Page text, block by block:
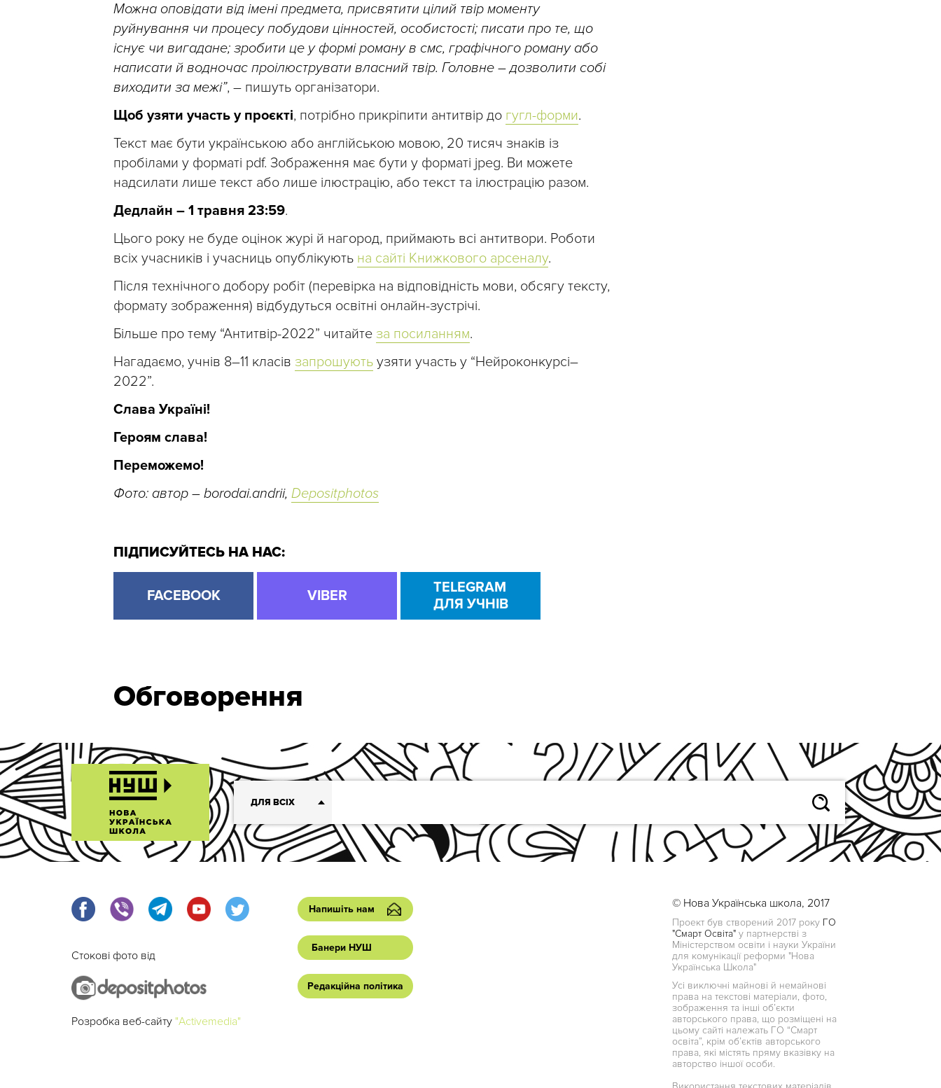
Можна оповідати від імені предмета, присвятити цілий твір моменту
руйнування чи процесу побудови цінностей, особистості; писати про те, що
існує чи вигадане; зробити це у формі роману в смс, графічного роману або
написати й водночас проілюструвати власний твір. Головне – дозволити собі
виходити за межі”, – пишуть організатори.
Щоб узяти участь у проєкті, потрібно прикріпити антитвір до гугл-форми.
Текст має бути українською або англійською мовою, 20 тисяч знаків із
пробілами у форматі pdf. Зображення має бути у форматі jpeg. Ви можете
надсилати лише текст або лише ілюстрацію, або текст та ілюстрацію разом.
Дедлайн – 1 травня 23:59.
Цього року не буде оцінок журі й нагород, приймають всі антитвори. Роботи
всіх учасників і учасниць опублікують на сайті Книжкового арсеналу.
Після технічного добору робіт (перевірка на відповідність мови, обсягу тексту,
формату зображення) відбудуться освітні онлайн-зустрічі.
Більше про тему “Антитвір-2022” читайте за посиланням.
Нагадаємо, учнів 8–11 класів запрошують узяти участь у “Нейроконкурсі–
2022”.
Слава Україні!
Героям слава!
Переможемо!
Фото: автор – borodai.andrii, Depositphotos
ПІДПИСУЙТЕСЬ НА НАС:
FACEBOOK VIBER
TELEGRAM
ДЛЯ УЧНІВ
Обговорення
ДЛЯ ВСІХ
Стокові фото від
Розробка веб-сайту "Activemedia"
Напишіть нам
Банери НУШ
Редакційна політика
© Нова Українська школа, 2017
Проект був створений 2017 року ГО
"Смарт Освіта" у партнерстві з
Міністерством освіти і науки України
для комунікації реформи "Нова
Українська Школа"
Усі виключні майнові й немайнові
права на текстові матеріали, фото,
зображення та інші об’єкти
авторського права, що розміщені на
цьому сайті належать ГО “Смарт
освіта”, крім об’єктів авторського
права, які містять пряму вказівку на
авторство іншої особи.